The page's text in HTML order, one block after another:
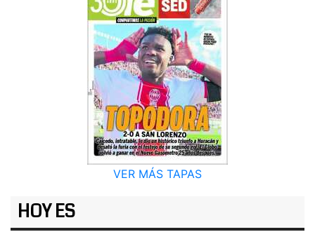
VER MÁS TAPAS
HOY ES